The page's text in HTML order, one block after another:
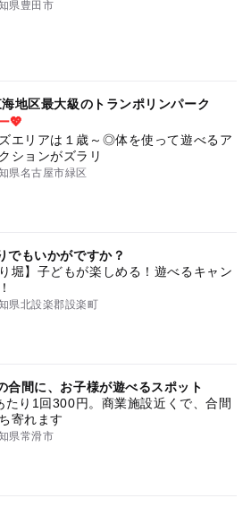
県豊田市
地区最大級のトランポリンパーク
💖
エリアは１歳～◎体を使って遊べるア
ションがズラリ
県名古屋市緑区
でもいかがですか？
り堀】子どもが楽しめる！遊べるキャン
県北設楽郡設楽町
合間に、お子様が遊べるスポット
たり1回300円。商業施設近くで、合間
寄れます
県常滑市